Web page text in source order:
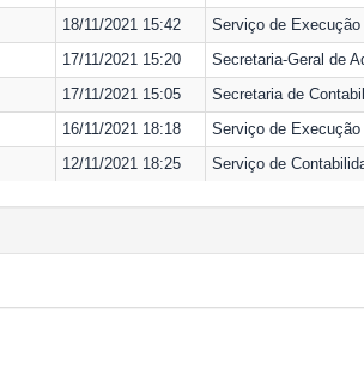
18/11/2021 15:42
Serviço de Execução
17/11/2021 15:20
Secretaria-Geral de
17/11/2021 15:05
Secretaria de
16/11/2021 18:18
Serviço de Execução
12/11/2021 18:25 Serviço de